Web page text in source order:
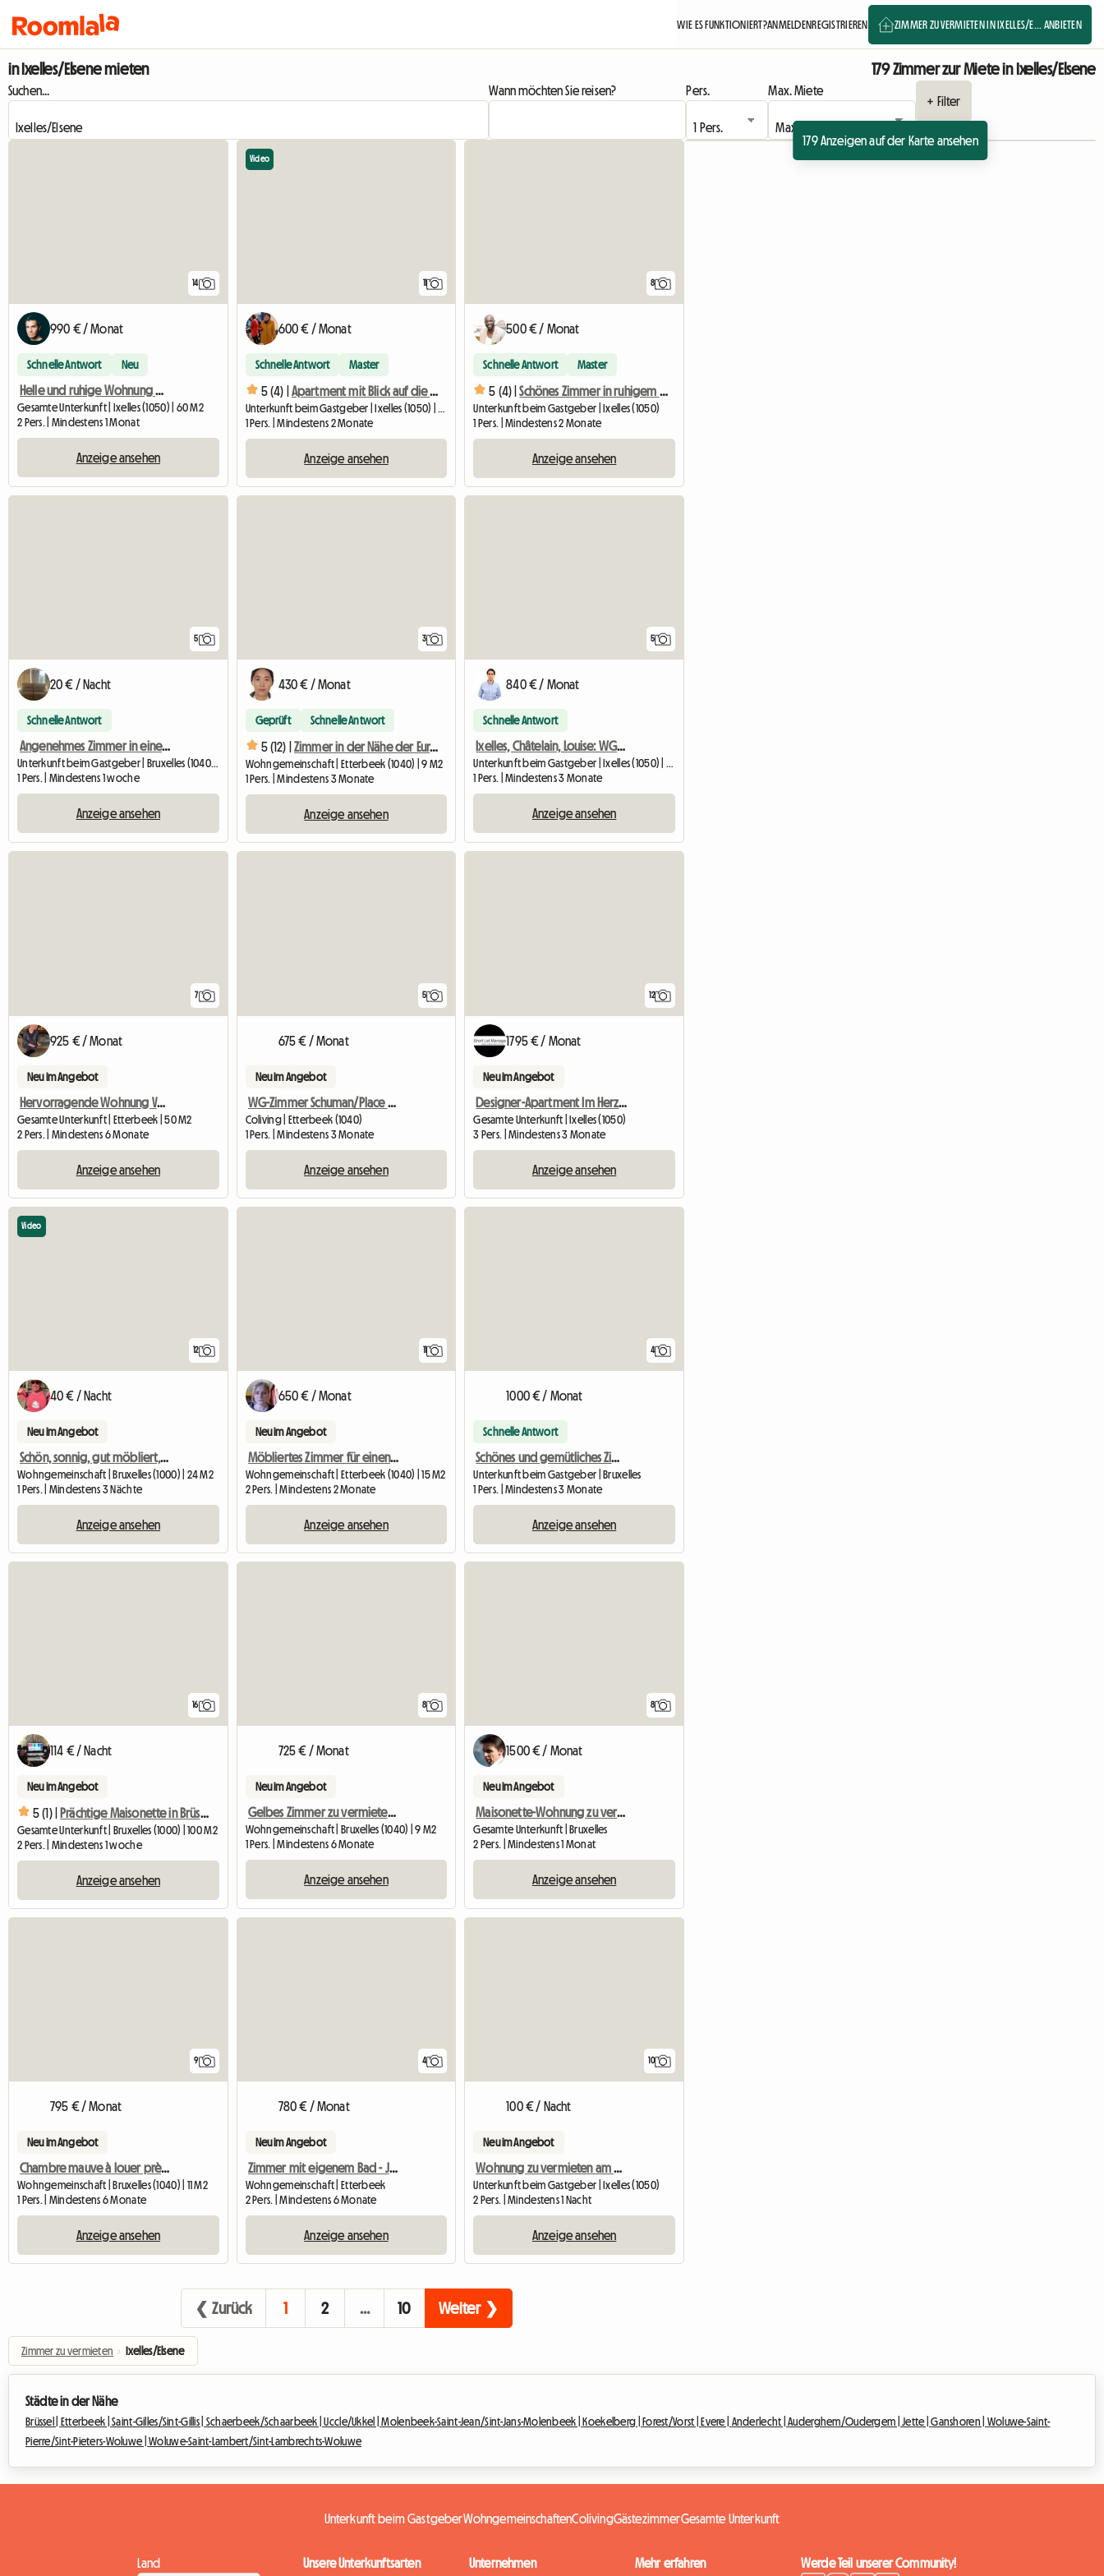
WIE ES FUNKTIONIERT?ANMELDENREGISTRIEREN ZIMMER ZU VERMIETEN IN IXELLES/E... ANBIETEN
in Ixelles/Elsene mieten 179 Zimmer zur Miete in Ixelles/Elsene
Suchen... Wann möchten Sie reisen? Pers.
Max. Miete
+ Filter
179 Anzeigen auf der Karte ansehen
14
990 € / Monat
Schnelle Antwort Neu
Helle und ruhige Wohnung mit Terrasse
Gesamte Unterkunft | Ixelles (1050) | 60 M2
2 Pers. | Mindestens 1 Monat
Anzeige ansehen
11
Video
600 € / Monat
Schnelle Antwort Master
5 (4) | Apartment mit Blick auf die Bäume für Abenteurer
Unterkunft beim Gastgeber | Ixelles (1050) | 18 M2
1 Pers. | Mindestens 2 Monate
Anzeige ansehen
8
500 € / Monat
Schnelle Antwort Master
5 (4) | Schönes Zimmer in ruhigem Gebäude (mit Garten)
Unterkunft beim Gastgeber | Ixelles (1050)
1 Pers. | Mindestens 2 Monate
Anzeige ansehen
5
20 € / Nacht
Schnelle Antwort
Angenehmes Zimmer in einer Wohngemeinschaft
Unterkunft beim Gastgeber | Bruxelles (1040) | 10 M2
1 Pers. | Mindestens 1 woche
Anzeige ansehen
3
430 € / Monat
Geprüft Schnelle Antwort
5 (12) | Zimmer in der Nähe der Europäischen Kommission (10 Gehminuten nach Schuman/CEE)
Wohngemeinschaft | Etterbeek (1040) | 9 M2
1 Pers. | Mindestens 3 Monate
Anzeige ansehen
5
840 € / Monat
Schnelle Antwort
Ixelles, Châtelain, Louise: WG-Zimmer
Unterkunft beim Gastgeber | Ixelles (1050) | 20 M2
1 Pers. | Mindestens 3 Monate
Anzeige ansehen
7
925 € / Monat
Neu im Angebot
Hervorragende Wohnung Vor Der Europäischen Gemeinschaft
Gesamte Unterkunft | Etterbeek | 50 M2
2 Pers. | Mindestens 6 Monate
Anzeige ansehen
5
675 € / Monat
Neu im Angebot
WG-Zimmer Schuman/Place Jourdan
Coliving | Etterbeek (1040)
1 Pers. | Mindestens 3 Monate
Anzeige ansehen
12
1795 € / Monat
Neu im Angebot
Designer-Apartment Im Herzen Von Brüssel
Gesamte Unterkunft | Ixelles (1050)
3 Pers. | Mindestens 3 Monate
Anzeige ansehen
12
Video
40 € / Nacht
Neu im Angebot
Schön, sonnig, gut möbliert, komplett ausgestattet, sauber
Wohngemeinschaft | Bruxelles (1000) | 24 M2
1 Pers. | Mindestens 3 Nächte
Anzeige ansehen
11
650 € / Monat
Neu im Angebot
Möbliertes Zimmer für einen Studenten oder jungen Praktikanten
Wohngemeinschaft | Etterbeek (1040) | 15 M2
2 Pers. | Mindestens 2 Monate
Anzeige ansehen
4
1000 € / Monat
Schnelle Antwort
Schönes und gemütliches Zimmer im Stadtzentrum
Unterkunft beim Gastgeber | Bruxelles
1 Pers. | Mindestens 3 Monate
Anzeige ansehen
16
114 € / Nacht
Neu im Angebot
5 (1) | Prächtige Maisonette in Brüssel
Gesamte Unterkunft | Bruxelles (1000) | 100 M2
2 Pers. | Mindestens 1 woche
Anzeige ansehen
8
725 € / Monat
Neu im Angebot
Gelbes Zimmer zu vermieten in Place Saint Pierre Etterbeek
Wohngemeinschaft | Bruxelles (1040) | 9 M2
1 Pers. | Mindestens 6 Monate
Anzeige ansehen
8
1500 € / Monat
Neu im Angebot
Maisonette-Wohnung zu vermieten im Zentrum von Brüssel
Gesamte Unterkunft | Bruxelles
2 Pers. | Mindestens 1 Monat
Anzeige ansehen
9
795 € / Monat
Neu im Angebot
Chambre mauve à louer près de Mérode (Etterbeek)
Wohngemeinschaft | Bruxelles (1040) | 11 M2
1 Pers. | Mindestens 6 Monate
Anzeige ansehen
4
780 € / Monat
Neu im Angebot
Zimmer mit eigenem Bad - Jourdan
Wohngemeinschaft | Etterbeek
2 Pers. | Mindestens 6 Monate
Anzeige ansehen
10
100 € / Nacht
Neu im Angebot
Wohnung zu vermieten am Place Brugmann
Unterkunft beim Gastgeber | Ixelles (1050)
2 Pers. | Mindestens 1 Nacht
Anzeige ansehen
❮ Zurück 1 2 … 10 Weiter ❯
Zimmer zu vermieten › Ixelles/Elsene
Städte in der Nähe
Brüssel | Etterbeek |Saint-Gilles/Sint-Gillis | Schaerbeek/Schaarbeek |Uccle/Ukkel |Molenbeek-Saint-Jean/Sint-Jans-Molenbeek | Koekelberg | Forest/Vorst | Evere | Anderlecht |Auderghem/Oudergem |Jette |Ganshoren | Woluwe-Saint-
Pierre/Sint-Pieters-Woluwe |Woluwe-Saint-Lambert/Sint-Lambrechts-Woluwe
Unterkunft beim GastgeberWohngemeinschaftenColivingGästezimmerGesamte Unterkunft
Land Unsere Unterkunftsarten Unternehmen Mehr erfahren Werde Teil unserer Community!